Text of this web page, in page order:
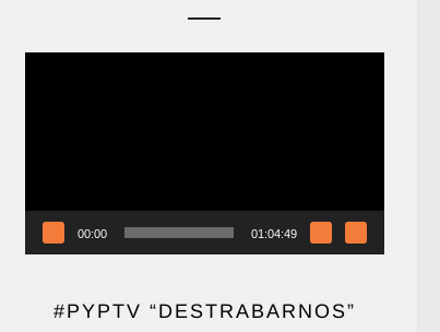
00:00 01:04:49
#PYPTV “DESTRABARNOS”